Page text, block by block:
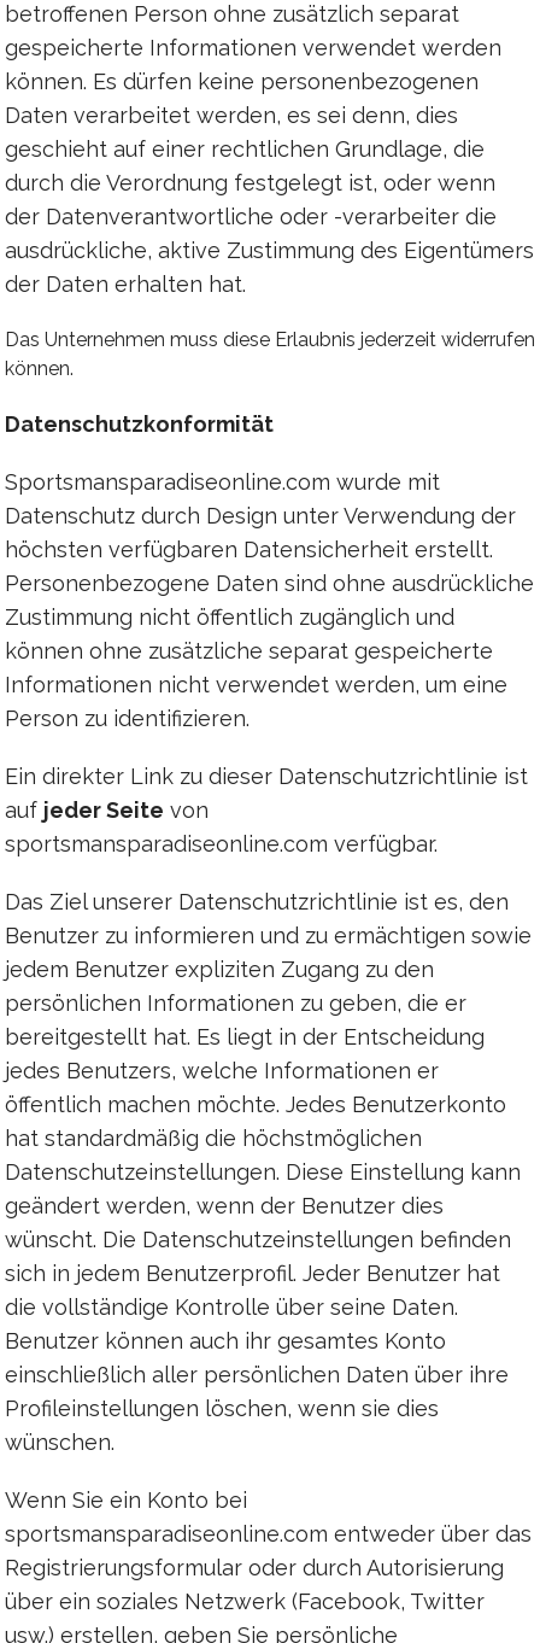
betroffenen Person ohne zusätzlich separat
gespeicherte Informationen verwendet werden
können. Es dürfen keine personenbezogenen
Daten verarbeitet werden, es sei denn, dies
geschieht auf einer rechtlichen Grundlage, die
durch die Verordnung festgelegt ist, oder wenn
der Datenverantwortliche oder -verarbeiter die
ausdrückliche, aktive Zustimmung des Eigentümers
der Daten erhalten hat.
Das Unternehmen muss diese Erlaubnis jederzeit widerrufen
können.
Datenschutzkonformität
Sportsmansparadiseonline.com wurde mit
Datenschutz durch Design unter Verwendung der
höchsten verfügbaren Datensicherheit erstellt.
Personenbezogene Daten sind ohne ausdrückliche
Zustimmung nicht öffentlich zugänglich und
können ohne zusätzliche separat gespeicherte
Informationen nicht verwendet werden, um eine
Person zu identifizieren.
Ein direkter Link zu dieser Datenschutzrichtlinie ist
auf jeder Seite von
sportsmansparadiseonline.com verfügbar.
Das Ziel unserer Datenschutzrichtlinie ist es, den
Benutzer zu informieren und zu ermächtigen sowie
jedem Benutzer expliziten Zugang zu den
persönlichen Informationen zu geben, die er
bereitgestellt hat. Es liegt in der Entscheidung
jedes Benutzers, welche Informationen er
öffentlich machen möchte. Jedes Benutzerkonto
hat standardmäßig die höchstmöglichen
Datenschutzeinstellungen. Diese Einstellung kann
geändert werden, wenn der Benutzer dies
wünscht. Die Datenschutzeinstellungen befinden
sich in jedem Benutzerprofil. Jeder Benutzer hat
die vollständige Kontrolle über seine Daten.
Benutzer können auch ihr gesamtes Konto
einschließlich aller persönlichen Daten über ihre
Profileinstellungen löschen, wenn sie dies
wünschen.
Wenn Sie ein Konto bei
sportsmansparadiseonline.com entweder über das
Registrierungsformular oder durch Autorisierung
über ein soziales Netzwerk (Facebook, Twitter
usw.) erstellen, geben Sie persönliche